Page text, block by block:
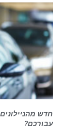
חדש
עבורכם?